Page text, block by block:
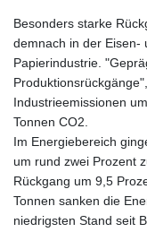
Besonders starke
demnach in der Eisen-
Papierindustrie.
Industrieemissionen
Tonnen CO2.
Im Energiebereich
um rund zwei Prozent
Rückgang um 9,5
Tonnen sanken die
niedrigsten Stand seit